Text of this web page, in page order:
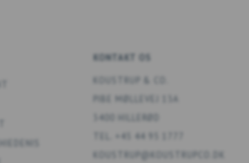
KONTAKT OS
PIBE MØLLEVEJ 13A
3400 HILLERØD
TEL. +45 44 95 1777